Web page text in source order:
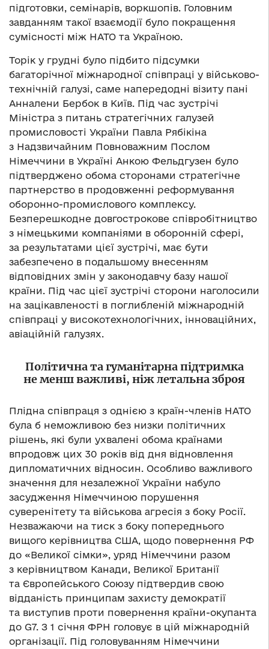
підготовки, семінарів, воркшопів. Головним
завданням такої взаємодії було покращення
сумісності між НАТО та Україною.
Торік у грудні було підбито підсумки
багаторічної міжнародної співпраці у військово-
технічній галузі, саме напередодні візиту пані
Анналени Бербок в Київ. Під час зустрічі
Міністра з питань стратегічних галузей
промисловості України Павла Рябікіна
з Надзвичайним Повноважним Послом
Німеччини в Україні Анкою Фельдгузен було
підтверджено обома сторонами стратегічне
партнерство в продовженні реформування
оборонно-промислового комплексу.
Безперешкодне довгострокове співробітництво
з німецькими компаніями в оборонній сфері,
за результатами цієї зустрічі, має бути
забезпечено в подальшому внесенням
відповідних змін у законодавчу базу нашої
країни. Під час цієї зустрічі сторони наголосили
на зацікавленості в поглибленій міжнародній
співпраці у високотехнологічних, інноваційних,
авіаційній галузях.
Політична та гуманітарна підтримка
не менш важливі, ніж летальна зброя
Плідна співпраця з однією з країн-членів НАТО
була б неможливою без низки політичних
рішень, які були ухвалені обома країнами
впродовж цих 30 років від дня відновлення
дипломатичних відносин. Особливо важливого
значення для незалежної України набуло
засудження Німеччиною порушення
суверенітету та військова агресія з боку Росії.
Незважаючи на тиск з боку попереднього
вищого керівництва США, щодо повернення РФ
до «Великої сімки», уряд Німеччини разом
з керівництвом Канади, Великої Британії
та Європейського Союзу підтвердив свою
відданість принципам захисту демократії
та виступив проти повернення країни-окупанта
до G7. З 1 січня ФРН головує в цій міжнародній
організації. Під головуванням Німеччини